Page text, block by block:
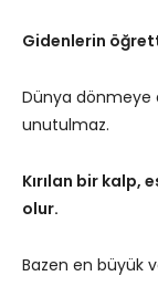
Gidenlerin
Dünya dönmeye
unutulmaz.
Kırılan bir kalp,
olur.
Bazen en büyük